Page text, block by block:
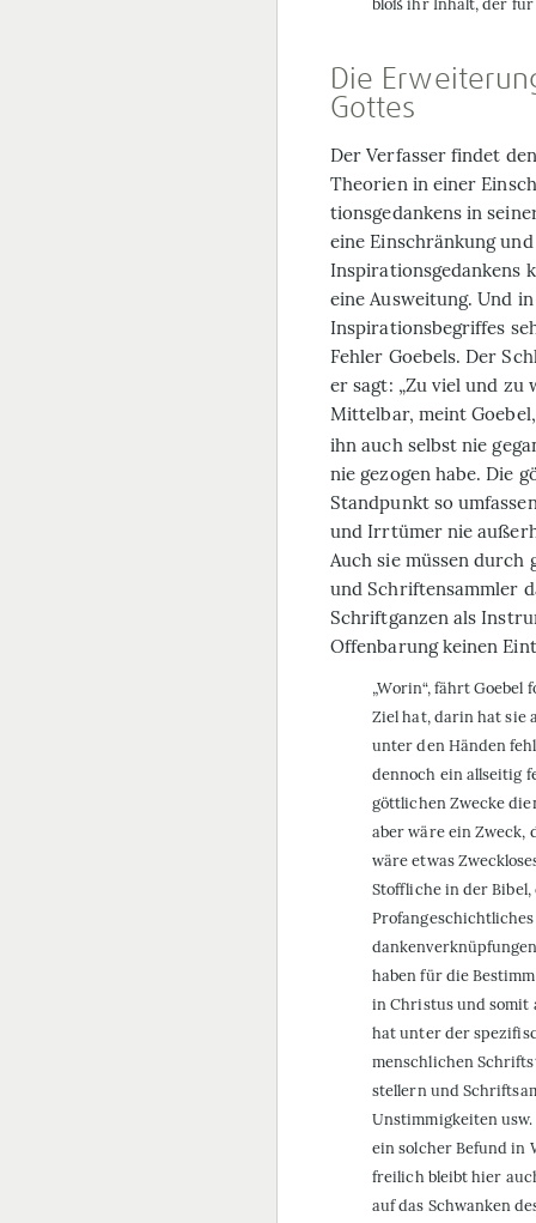
Die
Gottes
Der Verfasser findet
Theorien in einer
tionsgedankens in
eine Ein­schrän­kung
Inspirationsgedankens
eine Aus­weitung. Und
Inspirationsbegriffes
Fehler Goebels. Der
er sagt: „Zu viel und zu
Mittelbar, meint
ihn auch selbst nie
nie gezogen habe. Die
Standpunkt so
und Irrtümer nie
Auch sie müssen
und Schriftensammler
Schriftganzen als
Offenbarung keinen
„Worin“, fährt
Ziel hat, darin hat sie
unter den Händen
dennoch ein allseitig
göttlichen Zwecke
aber wäre ein Zweck,
wäre etwas
Stoffliche in der Bibel,
haben für die
in Christus und somit
hat unter der
menschlichen
stellern und
Unstimmigkeiten
ein solcher Befund in
freilich bleibt hier
auf das Schwanken